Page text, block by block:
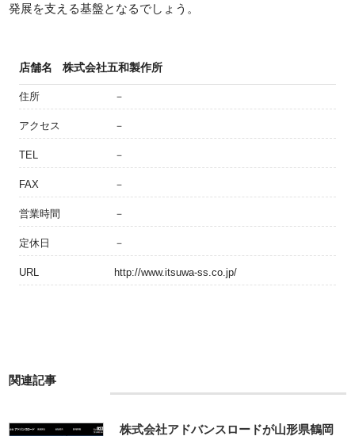
発展を支える基盤となるでしょう。
店舗名 株式会社五和製作所
住所 －
アクセス －
TEL －
FAX －
営業時間 －
定休日 －
URL http://www.itsuwa-ss.co.jp/
関連記事
株式会社アドバンスロードが山形県鶴岡